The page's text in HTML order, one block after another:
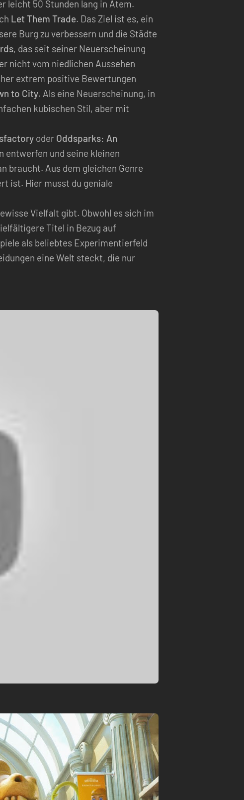
leicht 50 Stunden lang in Atem.
Let Them Trade. Das Ziel ist es, ein
Burg zu verbessern und die Städte
, das seit seiner Neuerscheinung
nicht vom niedlichen Aussehen
extrem positive Bewertungen
to City. Als eine Neuerscheinung, in
kubischen Stil, aber mit
oder Oddsparks: An
entwerfen und seine kleinen
braucht. Aus dem gleichen Genre
ist. Hier musst du geniale
Vielfalt gibt. Obwohl es sich im
Titel in Bezug auf
als beliebtes Experimentierfeld
eine Welt steckt, die nur